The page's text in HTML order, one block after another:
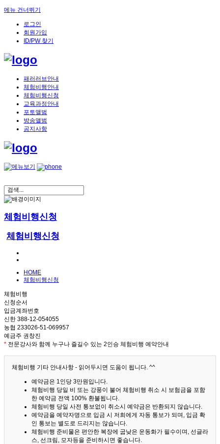
메뉴 건너뛰기
로그인
회원가입
ID/PW 찾기
패러러브안내
체험비행안내
체험비행신청
교육과정안내
포토앨범
방송앨범
공지사항
체험비행신청
체험비행신청
HOME
체험비행신청
체험비행
신청순서
입금계좌번호
신한 388-12-054055
농협 233026-51-069957
예금주 권창진
* 전문강사와 함께 누구나 즐길수 있는 2인승 체험비행 예약안내
체험비행 기타 안내사항 - 읽어두시면 도움이 됩니다. ^^
예약금은 1인당 3만원입니다.
체험비행 당일 비 또는 강풍이 불어 체험비행 취소 시 보험금을 포함
한 예약금 전액 100% 환불됩니다.
체험비행 당일 사전 통보없이 취소시 예약금은 반환되지 않습니다.
예약금을 예약자명으로 입금 시 저희에게 자동 통보가 되며, 입금 확
인 통보는 별도로 드리지는 않습니다.
체험비행 준비물은 편안한 복장에 굽낮은 운동화가 필수이며, 선글라
스, 선크림, 모자등을 준비하시면 좋습니다.